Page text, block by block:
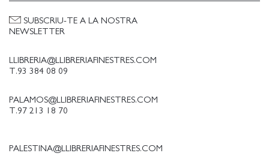
LLIBRERIA@LLIBRERIAFINESTRES.COM
T.93 384 08 09
PALAMOS@LLIBRERIAFINESTRES.COM
T.97 213 18 70
PALESTINA@LLIBRERIAFINESTRES.COM
SUBSCRIU-TE A LA NOSTRA
NEWSLETTER